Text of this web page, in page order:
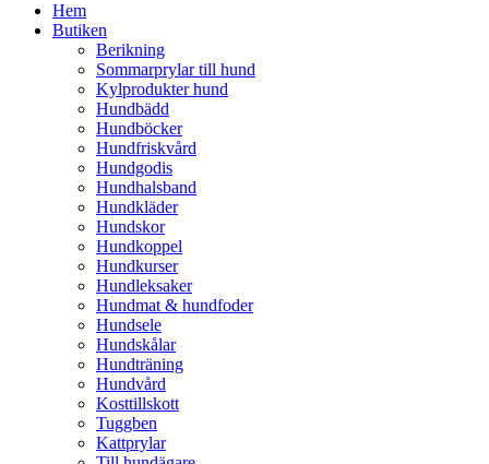
Hem
Butiken
Berikning
Sommarprylar till hund
Kylprodukter hund
Hundbädd
Hundböcker
Hundfriskvård
Hundgodis
Hundhalsband
Hundkläder
Hundskor
Hundkoppel
Hundkurser
Hundleksaker
Hundmat & hundfoder
Hundsele
Hundskålar
Hundträning
Hundvård
Kosttillskott
Tuggben
Kattprylar